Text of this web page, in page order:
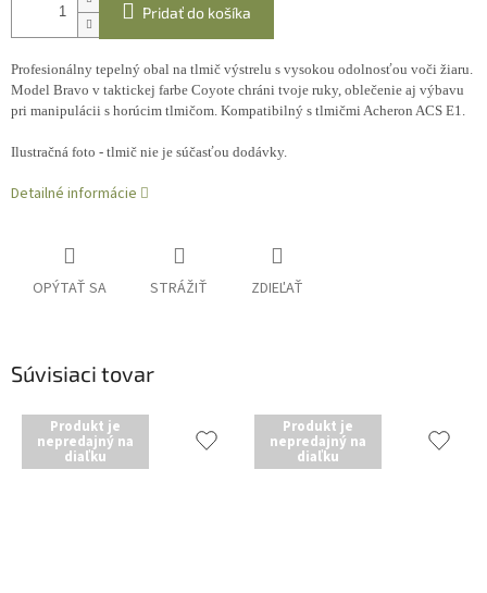
Pridať do košíka
Profesionálny tepelný obal na tlmič výstrelu s vysokou odolnosťou voči žiaru.
Model Bravo v taktickej farbe Coyote chráni tvoje ruky, oblečenie aj výbavu
pri manipulácii s horúcim tlmičom. Kompatibilný s tlmičmi Acheron ACS E1.
Ilustračná foto - tlmič nie je súčasťou dodávky.
Detailné informácie
OPÝTAŤ SA STRÁŽIŤ ZDIEĽAŤ
Súvisiaci tovar
Produkt je
nepredajný na
diaľku
Produkt je
nepredajný na
diaľku